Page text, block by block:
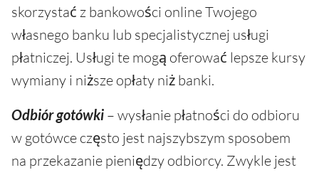
skorzystać z bankowości online Twojego
własnego banku lub specjalistycznej usługi
płatniczej. Usługi te mogą oferować lepsze kursy
wymiany i niższe opłaty niż banki.
Odbiór gotówki – wysłanie płatności do odbioru
w gotówce często jest najszybszym sposobem
na przekazanie pieniędzy odbiorcy. Zwykle jest